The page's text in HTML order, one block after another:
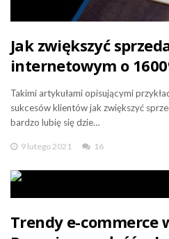
Jak zwiększyć
internetowym o
Takimi artykułami opisującymi
sukcesów klientów jak zwiększyć
bardzo lubię się dzie…
9 lutego 2021 16
Trendy e-commerce